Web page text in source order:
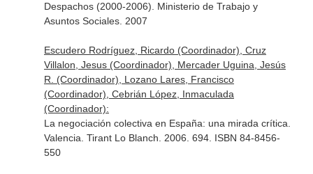
Despachos (2000-2006). Ministerio de Trabajo y
Asuntos Sociales. 2007
Escudero Rodríguez, Ricardo (Coordinador), Cruz
Villalon, Jesus (Coordinador), Mercader Uguina, Jesús
R. (Coordinador), Lozano Lares, Francisco
(Coordinador), Cebrián López, Inmaculada
(Coordinador):
La negociación colectiva en España: una mirada crítica.
Valencia. Tirant Lo Blanch. 2006. 694. ISBN 84-8456-
550